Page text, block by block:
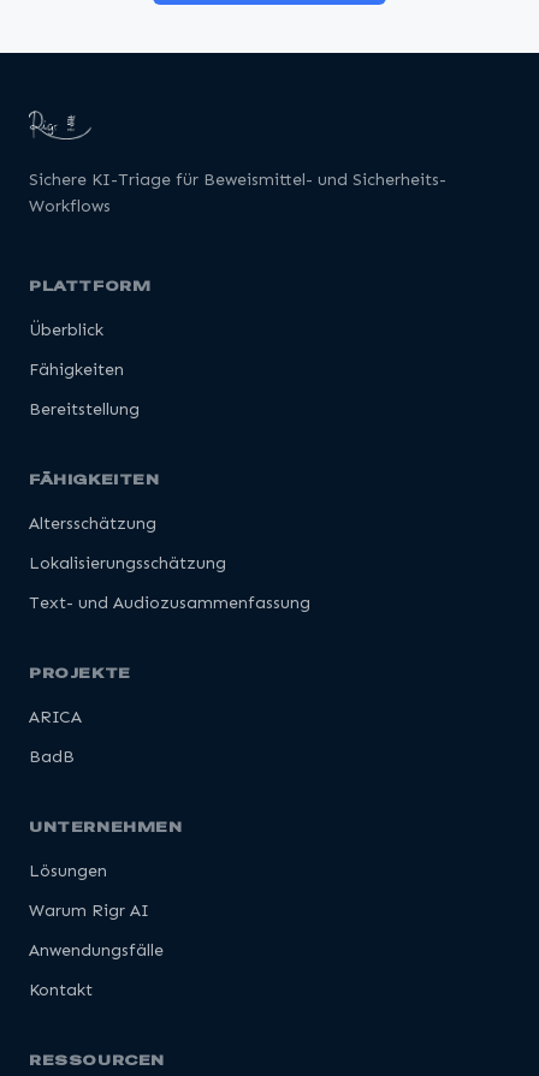
Sichere KI-Triage für Beweismittel- und Sicherheits-
Workflows
PLATTFORM
Überblick
Fähigkeiten
Bereitstellung
FÄHIGKEITEN
Altersschätzung
Lokalisierungsschätzung
Text- und Audiozusammenfassung
PROJEKTE
ARICA
BadB
UNTERNEHMEN
Lösungen
Warum Rigr AI
Anwendungsfälle
Kontakt
RESSOURCEN